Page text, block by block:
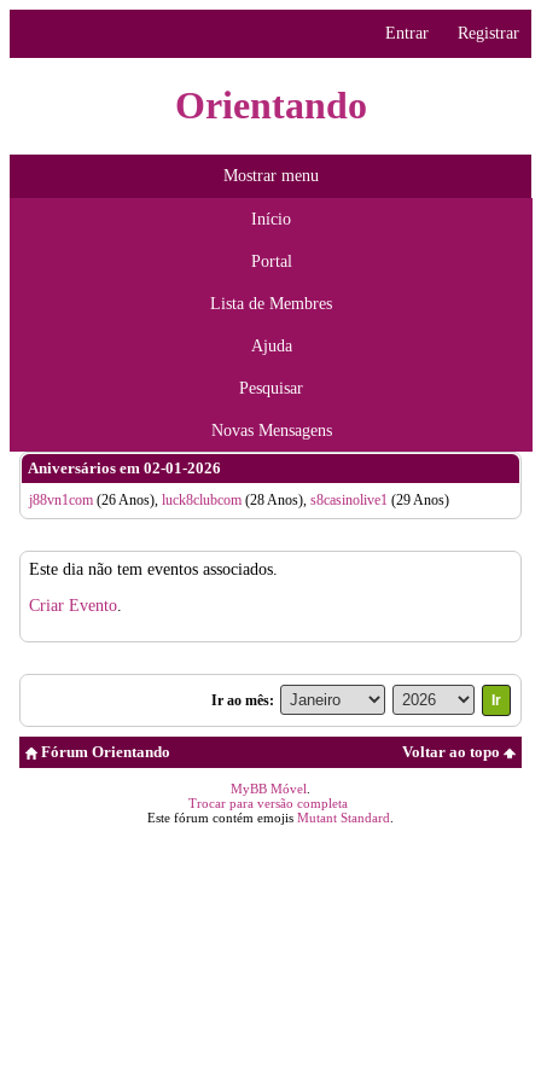
Entrar Registrar
Orientando
Mostrar menu
Início
Portal
Lista de Membres
Ajuda
Pesquisar
Novas Mensagens
Aniversários em 02-01-2026
j88vn1com (26 Anos), luck8clubcom (28 Anos), s8casinolive1 (29 Anos)
Este dia não tem eventos associados.
Criar Evento
Ir ao mês:
Voltar ao topo
Fórum Orientando
MyBB Móvel
Trocar para versão completa
Este fórum contém emojis Mutant Standard